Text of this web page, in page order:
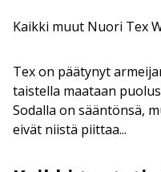
Kaikki muut Nuori Tex
Tex on päätynyt
taistella maataan
Sodalla on sääntönsä,
eivät niistä piittaa...